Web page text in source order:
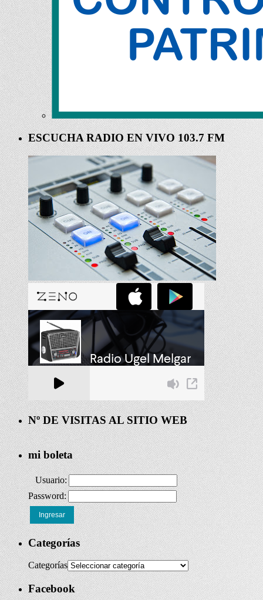
ESCUCHA RADIO EN VIVO 103.7 FM
Nº DE VISITAS AL SITIO WEB
mi boleta
Usuario:
Password:
Ingresar
Categorías
Categorías
Facebook